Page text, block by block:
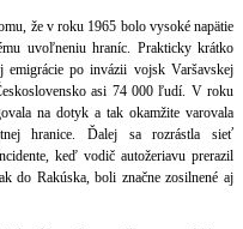
že v roku 1965 bolo vysoké napätie
uvoľneniu hraníc. Prakticky krátko
po invázii vojsk Varšavskej
asi 74 000 ľudí. V roku
na dotyk a tak okamžite varovala
hranice. Ďalej sa rozrástla sieť
keď vodič autožeriavu prerazil
do Rakúska, boli značne zosilnené aj